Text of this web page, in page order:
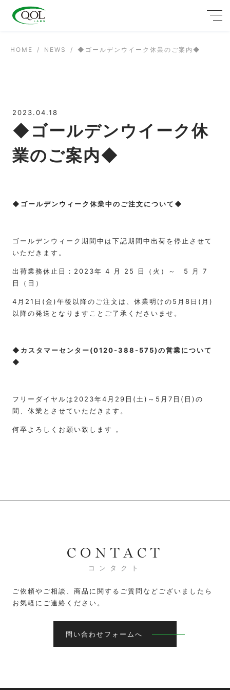
HOME NEWS ◆ゴールデンウイーク休業のご案内◆
2023.04.18
◆ゴールデンウイーク休
業のご案内◆
◆ゴールデンウィーク休業中のご注文について◆
ゴールデンウィーク期間中は下記期間中出荷を停止させて
いただきます。
出荷業務休止日：2023年 4 月 25 日（火）～ 5 月 7
日（日）
4月21日(金)午後以降のご注文は、休業明けの5月8日(月)
以降の発送となりますことご了承くださいませ。
◆カスタマーセンター(0120-388-575)の営業について
◆
フリーダイヤルは2023年4月29日(土)～5月7日(日)の
間、休業とさせていただきます。
何卒よろしくお願い致します 。
CONTACT
コンタクト
ご依頼やご相談、商品に関するご質問などございましたら
お気軽にご連絡ください。
問い合わせフォームへ